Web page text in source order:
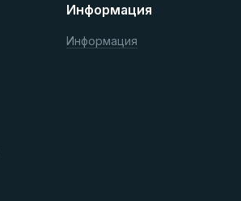
Информация
Информация